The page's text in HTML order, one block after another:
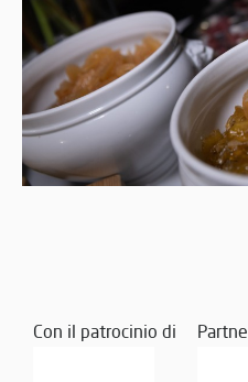
Con il patrocinio di